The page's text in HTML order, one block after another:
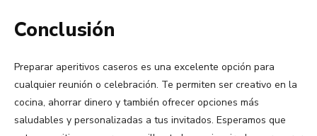
Conclusión
Preparar aperitivos caseros es una excelente opción para
cualquier reunión o celebración. Te permiten ser creativo en la
cocina, ahorrar dinero y también ofrecer opciones más
saludables y personalizadas a tus invitados. Esperamos que